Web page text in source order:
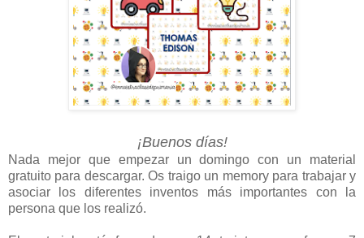
¡Buenos días!
Nada mejor que empezar un domingo con un material
gratuito para descargar. Os traigo un memory para trabajar y
asociar los diferentes inventos más importantes con la
persona que los realizó.